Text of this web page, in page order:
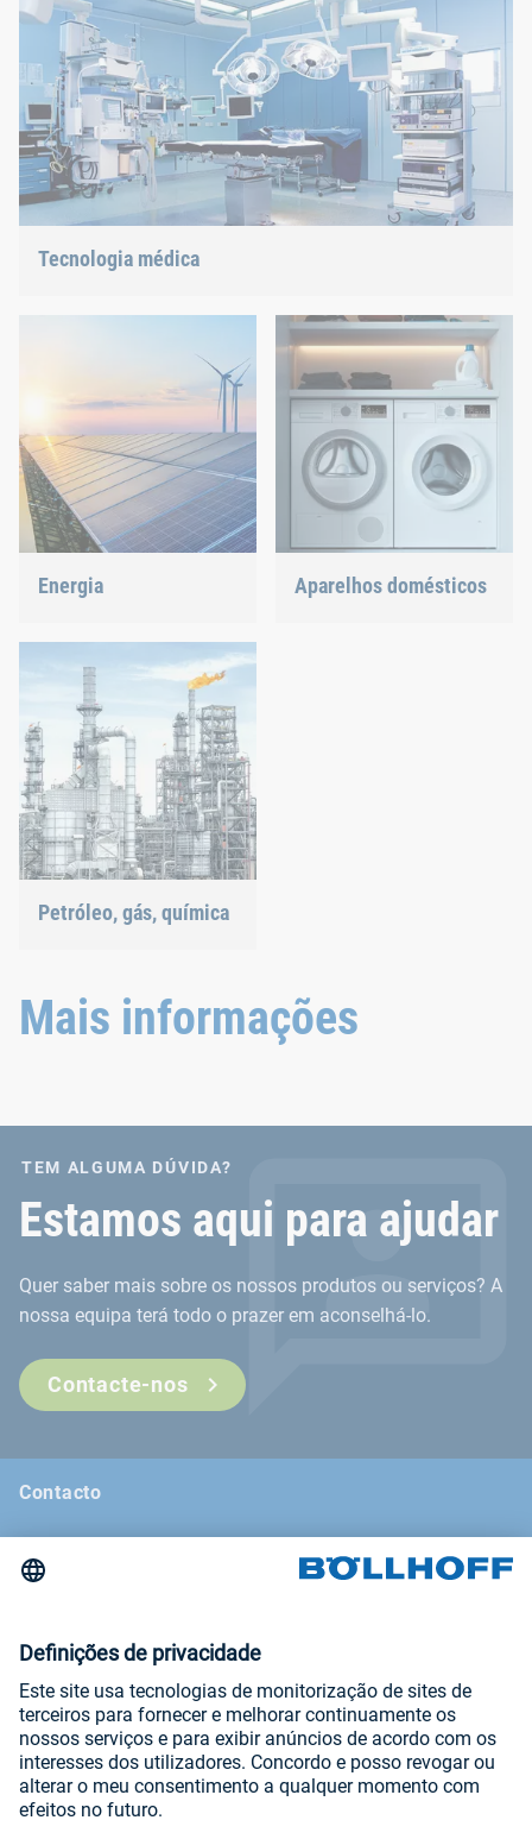
peso mínimo: Oferecemos
a solução adequada.
de peças em C, nós temos
a solução certa.
Tecnologia médica
tecnologias altamente sensíveis.
Energia
união e montagem,
contribuímos para moldar
o futuro da energia.
Aparelhos domésticos
Petróleo, gás, química
mesmo as condições mais
extremas.
Mais informações
TEM ALGUMA DÚVIDA?
Estamos aqui para ajudar
Quer saber mais sobre os nossos produtos ou serviços? A
nossa equipa terá todo o prazer em aconselhá-lo.
Contacte-nos
Contacto
Feiras e seminários
Aviso legal
Termos e condições gerais
Declaração de proteção de dados